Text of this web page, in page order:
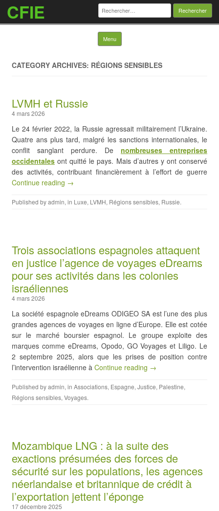
CFIE Rechercher :
Menu Skip to content
CATEGORY ARCHIVES: RÉGIONS SENSIBLES
LVMH et Russie
4 mars 2026
Le 24 février 2022, la Russie agressait militairement l’Ukraine.
Quatre ans plus tard, malgré les sanctions internationales, le
conflit sanglant perdure. De nombreuses entreprises
occidentales ont quitté le pays. Mais d’autres y ont conservé
des activités, contribuant financièrement à l’effort de guerre
Continue reading →
Published byadmin, in Luxe, LVMH, Régions sensibles, Russie.
Trois associations espagnoles attaquent
en justice l’agence de voyages eDreams
pour ses activités dans les colonies
israéliennes
4 mars 2026
La société espagnole eDreams ODIGEO SA est l’une des plus
grandes agences de voyages en ligne d’Europe. Elle est cotée
sur le marché boursier espagnol. Le groupe exploite des
marques comme eDreams, Opodo, GO Voyages et Liligo. Le
2 septembre 2025, alors que les prises de position contre
l’intervention israélienne à Continue reading →
Published byadmin, in Associations, Espagne, Justice, Palestine,
Régions sensibles, Voyages.
Mozambique LNG : à la suite des
exactions présumées des forces de
sécurité sur les populations, les agences
néerlandaise et britannique de crédit à
l’exportation jettent l’éponge
17 décembre 2025